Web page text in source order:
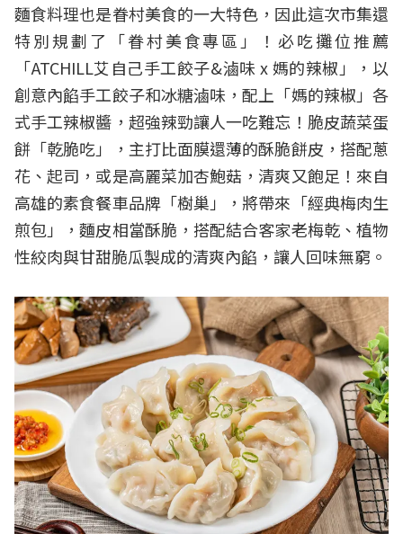
麵食料理也是眷村美食的一大特色，因此這次市集還
特別規劃了「眷村美食專區」！必吃攤位推薦
「ATCHILL艾自己手工餃子&滷味 x 媽的辣椒」，以
創意內餡手工餃子和冰糖滷味，配上「媽的辣椒」各
式手工辣椒醬，超強辣勁讓人一吃難忘！脆皮蔬菜蛋
餅「乾脆吃」，主打比面膜還薄的酥脆餅皮，搭配蔥
花、起司，或是高麗菜加杏鮑菇，清爽又飽足！來自
高雄的素食餐車品牌「樹巢」，將帶來「經典梅肉生
煎包」，麵皮相當酥脆，搭配結合客家老梅乾、植物
性絞肉與甘甜脆瓜製成的清爽內餡，讓人回味無窮。